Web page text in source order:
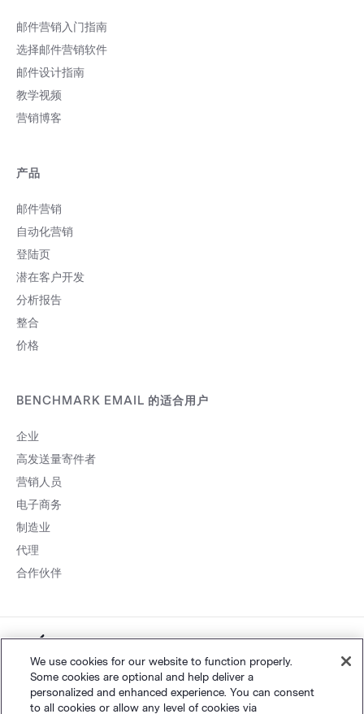
邮件营销入门指南
选择邮件营销软件
邮件设计指南
教学视频
营销博客
产品
邮件营销
自动化营销
登陆页
潜在客户开发
分析报告
整合
价格
BENCHMARK EMAIL 的适合用户
企业
高发送量寄件者
营销人员
电子商务
制造业
代理
合作伙伴
备14001834号
We use cookies for our website to function properly.
Some cookies are optional and help deliver a
personalized and enhanced experience. You can consent
to all cookies or allow any level of cookies via